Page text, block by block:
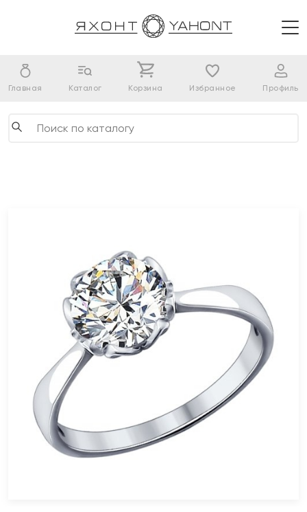
Главная Каталог Корзина Избранное Профиль